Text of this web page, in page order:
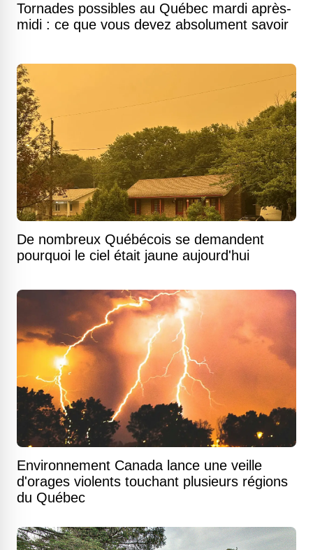
Tornades possibles au Québec mardi après-
midi : ce que vous devez absolument savoir
De nombreux Québécois se demandent
pourquoi le ciel était jaune aujourd'hui
Environnement Canada lance une veille
d'orages violents touchant plusieurs régions
du Québec